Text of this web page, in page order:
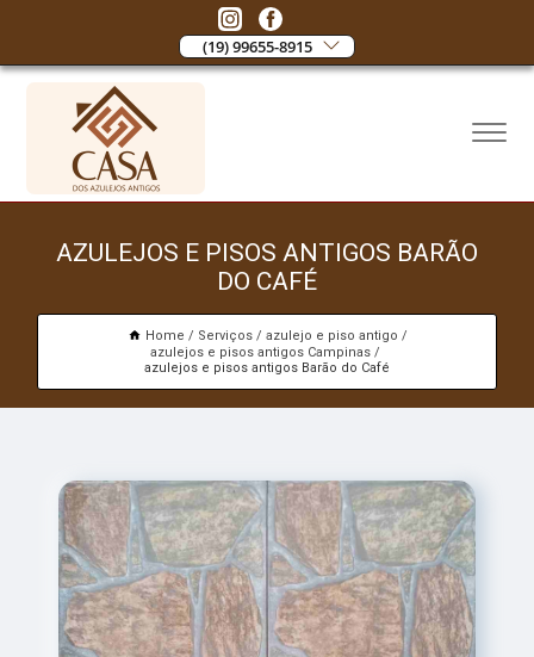
(19) 99655-8915
AZULEJOS E PISOS ANTIGOS BARÃO
DO CAFÉ
Home Serviços
azulejo e piso antigo
azulejos e pisos antigos Campinas
azulejos e pisos antigos Barão do Café